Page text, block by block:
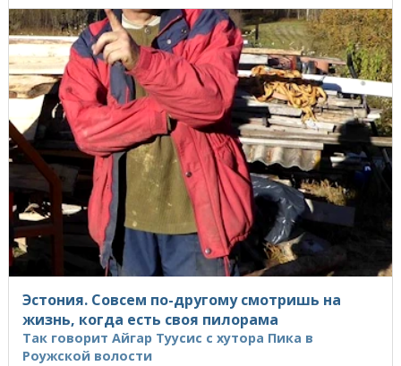
Эстония. Совсем по-другому смотришь на
жизнь, когда есть своя пилорама
Так говорит Айгар Туусис с хутора Пика в
Роужской волости